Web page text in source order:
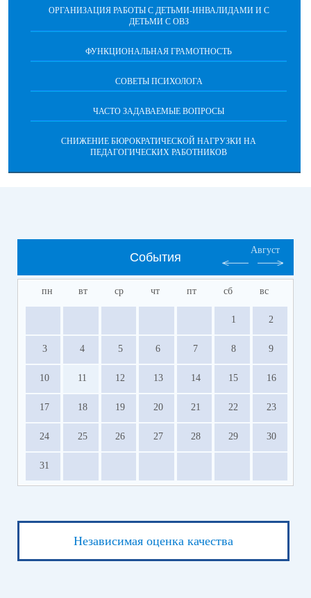
ОРГАНИЗАЦИЯ РАБОТЫ С ДЕТЬМИ-ИНВАЛИДАМИ И С
ДЕТЬМИ С ОВЗ
ФУНКЦИОНАЛЬНАЯ ГРАМОТНОСТЬ
СОВЕТЫ ПСИХОЛОГА
ЧАСТО ЗАДАВАЕМЫЕ ВОПРОСЫ
СНИЖЕНИЕ БЮРОКРАТИЧЕСКОЙ НАГРУЗКИ НА
ПЕДАГОГИЧЕСКИХ РАБОТНИКОВ
События
Август
пн вт ср чт пт сб вс
1 2
3 4 5 6 7 8 9
10 11 12 13 14 15 16
17 18 19 20 21 22 23
24 25 26 27 28 29 30
31
Независимая оценка качества